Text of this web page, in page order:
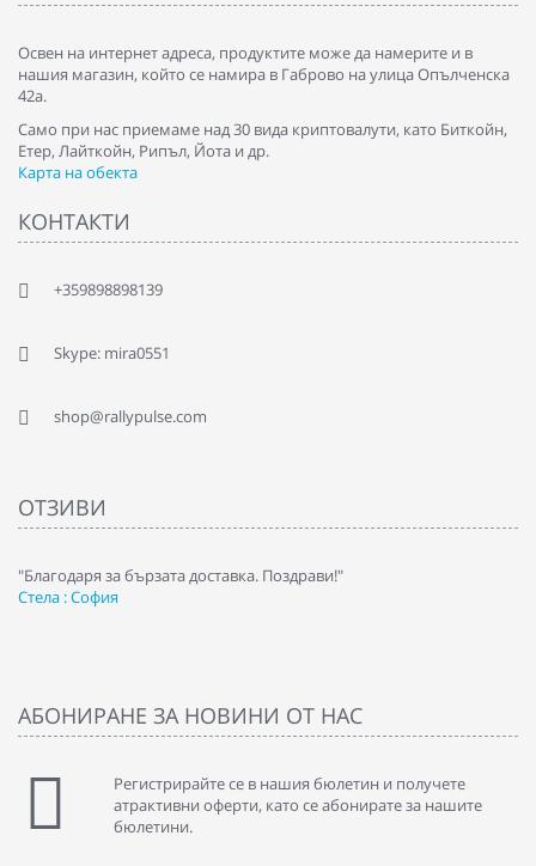
Освен на интернет адреса, продуктите може да намерите и в
нашия магазин, който се намира в Габрово на улица Опълченска
42а.
Само при нас приемаме над 30 вида криптовалути, като Биткойн,
Етер, Лайткойн, Рипъл, Йота и др.
Карта на обекта
КОНТАКТИ
+359898898139
Skype: mira0551
shop@rallypulse.com
ОТЗИВИ
"Благодаря за бързата доставка. Поздрави!"
Стела : София
АБОНИРАНЕ ЗА НОВИНИ ОТ НАС
Регистрирайте се в нашия бюлетин и получете
атрактивни оферти, като се абонирате за нашите
бюлетини.